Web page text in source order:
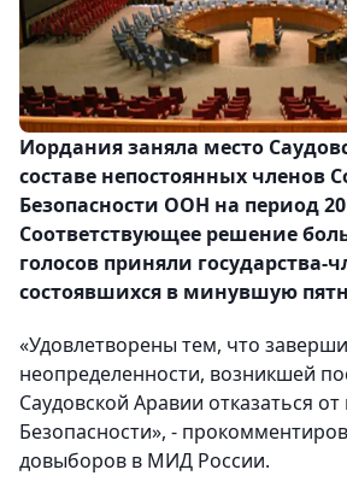
Иордания заняла место
составе непостоянных членов
Безопасности ООН на период
Соответствующее решение
голосов приняли
состоявшихся в минувшую
«Удовлетворены тем, что
неопределенности, возникшей
Саудовской Аравии отказаться
Безопасности», -
довыборов в МИД России.